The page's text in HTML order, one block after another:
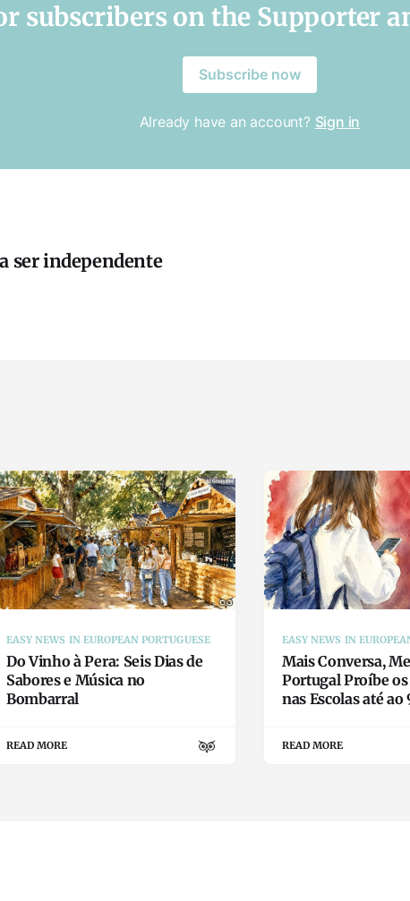
subscribers on the Supporter
Subscribe now
Already have an account? Sign in
ser independente
EASY NEWS IN EUROPEAN PORTUGUESE
Do Vinho à Pera: Seis Dias de
Sabores e Música no
Bombarral
READ MORE
EASY NEWS IN
Mais Conversa,
Portugal Proíbe
nas Escolas até ao
READ MORE